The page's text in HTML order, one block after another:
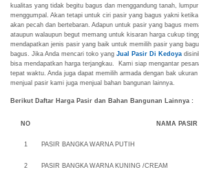
kualitas yang tidak begitu bagus dan menggandung tanah,
menggumpal. Akan tetapi untuk ciri pasir yang bagus yakni
akan pecah dan bertebaran. Adapun untuk pasir yang bagus
ataupun walaupun begut memang untuk kisaran harga cukup
mendapatkan jenis pasir yang baik untuk memilih pasir yang
bagus. Jika Anda mencari toko yang Jual Pasir Di Kedoya
bisa mendapatkan harga terjangkau. Kami siap mengantar
tepat waktu. Anda juga dapat memilih armada dengan bak
menjual pasir kami juga menjual bahan bangunan lainnya.
Berikut Daftar Harga Pasir dan Bahan Bangunan Lainnya :
NO NAMA PASIR
1 PASIR BANGKA WARNA PUTIH
2 PASIR BANGKA WARNA KUNING /CREAM